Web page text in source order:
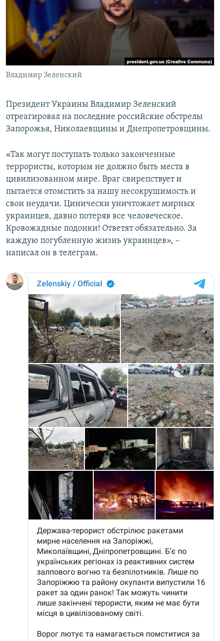
ПОБЕДИТЕЛЕЙ НЕ СУДЯТ?
КРЫМ.НЕПОКОРЕННЫЙ
ELIFBE
УКРАИНСКАЯ ПРОБЛЕМА КРЫМА
ПРИСОЕДИНЯЙТЕСЬ!
Все сайты RFE/RL
Владимир Зеленский
Президент Украины Владимир Зеленский
отреагировал на последние российские обстрелы
Запорожья, Николаевщины и Днепропетровщины.
«Так могут поступать только законченные
террористы, которым не должно быть места в
цивилизованном мире. Враг свирепствует и
пытается отомстить за нашу несокрушимость и
свои неудачи. Цинически уничтожает мирных
украинцев, давно потеряв все человеческое.
Кровожадные подонки! Ответят обязательно. За
каждую погубленную жизнь украинцев», –
написал он в телеграм.